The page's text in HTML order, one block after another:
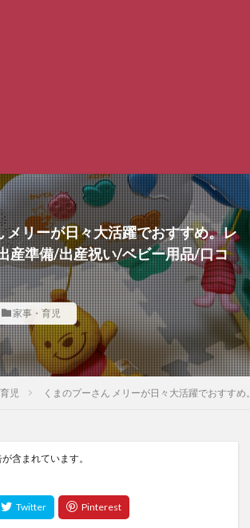
メリーが日々大活躍でおすすめ。レ
産準備/出産祝い/ベビー用品/口コ
家事・育児
児 くまのプーさん メリーが日々大活躍でおすす
含まれています。